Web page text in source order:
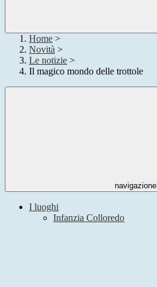
Home >
Novità >
Le notizie >
Il magico mondo delle trottole
navigazione
I luoghi
Infanzia Colloredo